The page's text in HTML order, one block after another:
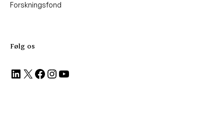
Forskningsfond
Følg os
LinkedIn
X Facebook
Instagram
YouTube